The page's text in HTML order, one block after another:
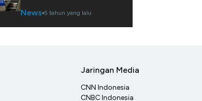
News 5 tahun yang lalu
Jaringan Media
CNN Indonesia
CNBC Indonesia